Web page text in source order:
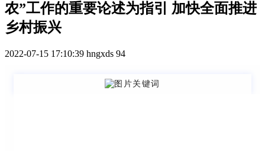
农”工作的重要论述为指引 加快全面推进
乡村振兴
2022-07-15 17:10:39 hngxds 94